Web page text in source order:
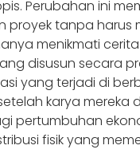
Perubahan ini
tanpa harus
menikmati
disusun secara
yang terjadi di
karya mereka
pertumbuhan
fisik yang